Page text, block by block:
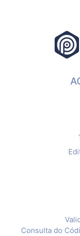
Consulta do